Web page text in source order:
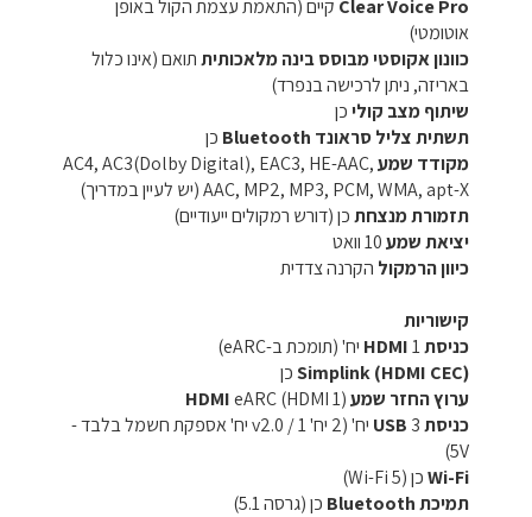
Clear Voice Pro קיים (התאמת עצמת הקול באופן
אוטומטי)
כוונון אקוסטי מבוסס בינה מלאכותיתתואם (אינו כלול
באריזה, ניתן לרכישה בנפרד)
שיתוף מצב קוליכן
תשתית צליל סראונד Bluetooth
כן
מקודד שמע AC4, AC3(Dolby Digital), EAC3, HE-AAC,
AAC, MP2, MP3, PCM, WMA, apt-X (יש לעיין במדריך)
תזמורת מנצחתכן (דורש רמקולים ייעודיים)
יציאת שמע10 וואט
כיוון הרמקול הקרנה צדדית
קישוריות
כניסת HDMI1 יח' (תומכת ב-eARC)
Simplink (HDMI CEC)כן
ערוץ החזר שמע HDMIeARC (HDMI 1)
כניסת USB
3 יח' (2 יח' v2.0 / 1 יח' אספקת חשמל בלבד -
5V)
Wi-Fiכן (Wi-Fi 5)
תמיכת Bluetooth
כן (גרסה 5.1)